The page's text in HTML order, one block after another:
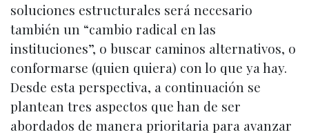
soluciones estructurales será necesario
también un “cambio radical en las
instituciones”, o buscar caminos alternativos, o
conformarse (quien quiera) con lo que ya hay.
Desde esta perspectiva, a continuación se
plantean tres aspectos que han de ser
abordados de manera prioritaria para avanzar